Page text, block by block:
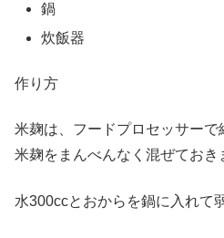
鍋
炊飯器
作り方
米麹は、フードプロセッサーで
米麹をまんべんなく混ぜておき
水300ccとおからを鍋に入れて